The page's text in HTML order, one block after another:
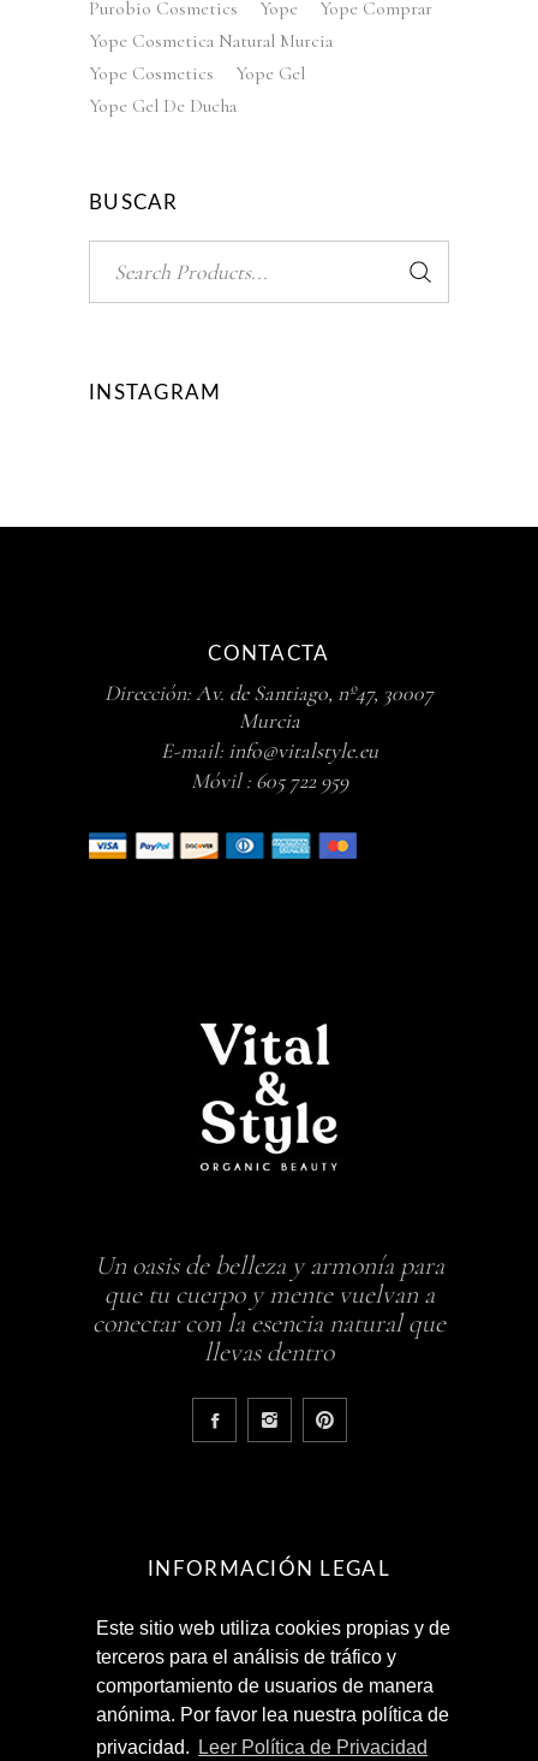
Este sitio web utiliza cookies propias y de
terceros para el análisis de tráfico y
comportamiento de usuarios de manera
anónima. Por favor lea nuestra política de
privacidad.
Leer Política de Privacidad
Purobio Cosmetics
Yope
Yope Comprar
Yope Cosmetica Natural Murcia
Yope Cosmetics
Yope Gel
Yope Gel De Ducha
BUSCAR
INSTAGRAM
CONTACTA
Dirección:Av. de Santiago, nº47, 30007
Murcia
E-mail: info@vitalstyle.eu
Móvil : 605 722 959
Un oasis de belleza y armonía para
que tu cuerpo y mente vuelvan a
conectar con la esencia natural que
llevas dentro
INFORMACIÓN LEGAL
Aviso Legal
Política de Privacidad
Términos y Condiciones